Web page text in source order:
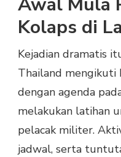
Kolaps di
Kejadian dramatis
Thailand mengikuti
dengan agenda
melakukan latihan
pelacak militer.
jadwal, serta